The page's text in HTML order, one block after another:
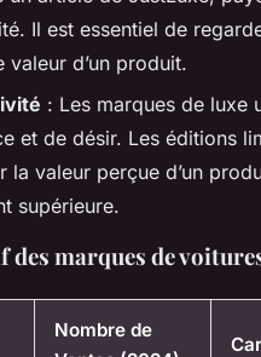
Il est essentiel de
d’un produit.
: Les marques de luxe
et de désir. Les éditions
la valeur perçue d’un
supérieure.
marques de
Nombre de